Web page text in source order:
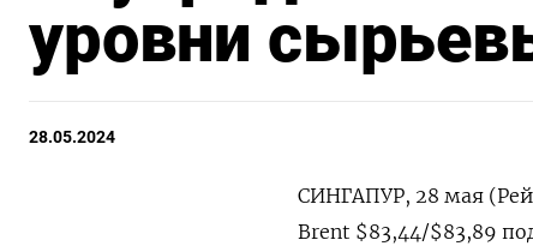
уровни
28.05.2024
СИНГАПУР, 28 мая
Brent $83,44/$83,89